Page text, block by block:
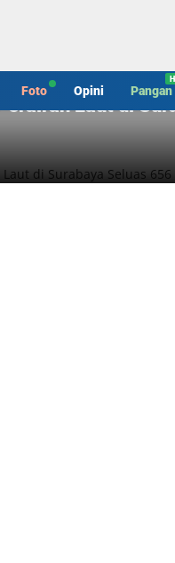
Foto Opini Pangan
Laut di